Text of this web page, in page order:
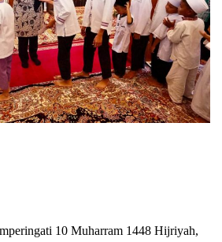
10 Muharram 1448 Hijriyah,